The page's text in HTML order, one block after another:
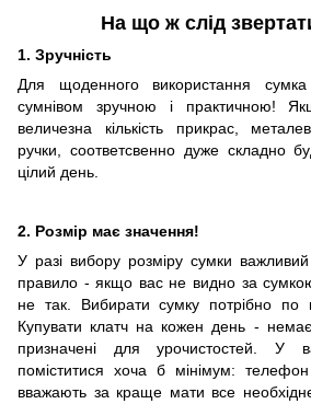
На що ж слід
1. Зручність
Для щоденного використання
сумнівом зручною і практичною!
величезна кількість прикрас,
ручки, соответсвенно дуже складно
цілий день.
2. Розмір має значення!
У разі вибору розміру сумки
правило - якщо вас не видно за
не так. Вибирати сумку потрібно по
Купувати клатч на кожен день -
призначені для урочистостей. У
поміститися хоча б мінімум:
вважають за краще мати все